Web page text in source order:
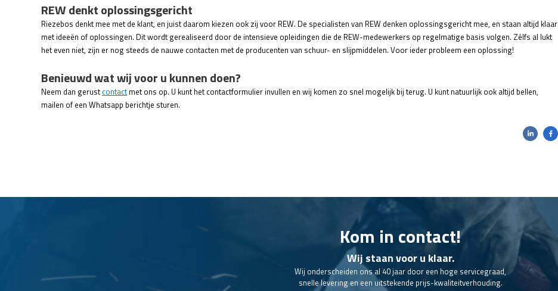
REW denkt oplossingsgericht
Riezebos denkt mee met de klant, en juist daarom kiezen ook zij voor REW. De specialisten van REW denken oplossingsgericht mee, en staan altijd klaar
met ideeën of oplossingen. Dit wordt gerealiseerd door de intensieve opleidingen die de REW-medewerkers op regelmatige basis volgen. Zélfs al lukt
het even niet, zijn er nog steeds de nauwe contacten met de producenten van schuur- en slijpmiddelen. Voor ieder probleem een oplossing!
Benieuwd wat wij voor u kunnen doen?
Neem dan gerustcontactmet ons op. U kunt het contactformulier invullen en wij komen zo snel mogelijk bij terug. U kunt natuurlijk ook altijd bellen,
mailen of een Whatsapp berichtje sturen.
Kom in contact!
Wij staan voor u klaar.
Wij onderscheiden ons al 40 jaar door een hoge servicegraad,
snelle levering en een uitstekende prijs-kwaliteitverhouding.